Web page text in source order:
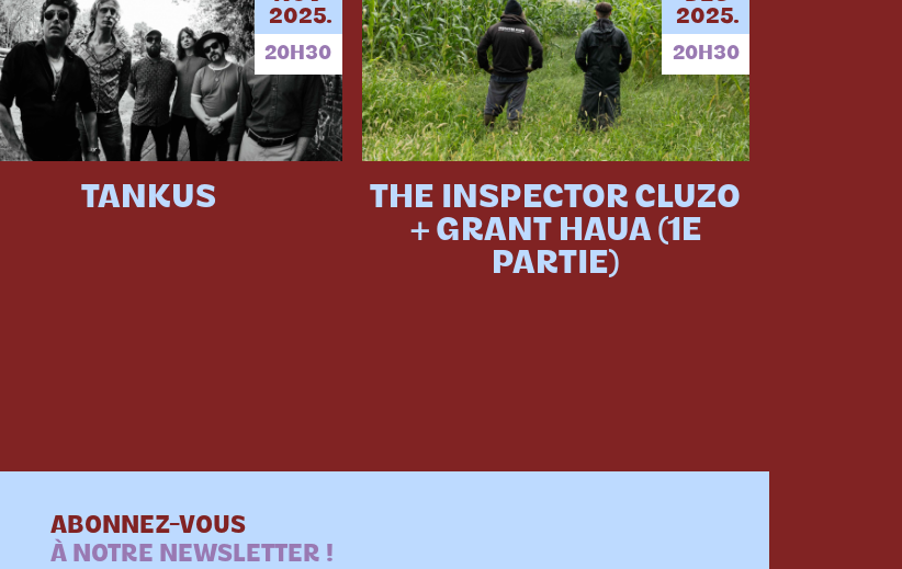
2025.
20H30
TANKUS
2025.
20H30
THE INSPECTOR CLUZO
+ GRANT HAUA (1E
PARTIE)
ABONNEZ-VOUS
À NOTRE NEWSLETTER !